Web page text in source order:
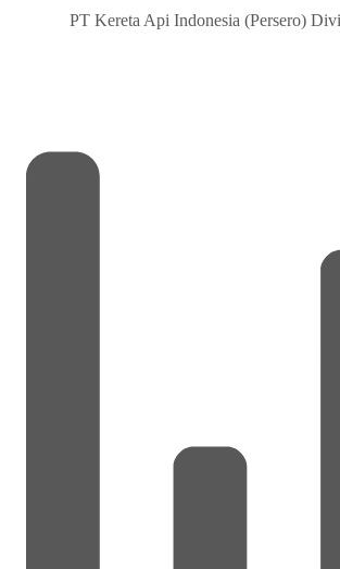
PT Kereta Api Indonesia (Persero)